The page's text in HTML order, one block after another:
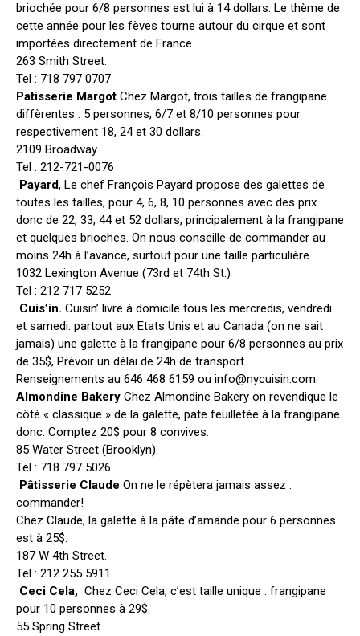
briochée pour 6/8 personnes est lui à 14 dollars. Le thème de
cette année pour les fèves tourne autour du cirque et sont
importées directement de France.
263 Smith Street.
Tel : 718 797 0707
Patisserie Margot Chez Margot, trois tailles de frangipane
diffèrentes : 5 personnes, 6/7 et 8/10 personnes pour
respectivement 18, 24 et 30 dollars.
2109 Broadway
Tel : 212-721-0076
Payard, Le chef François Payard propose des galettes de
toutes les tailles, pour 4, 6, 8, 10 personnes avec des prix
donc de 22, 33, 44 et 52 dollars, principalement à la frangipane
et quelques brioches. On nous conseille de commander au
moins 24h à l’avance, surtout pour une taille particulière.
1032 Lexington Avenue (73rd et 74th St.)
Tel : 212 717 5252
Cuis’in. Cuisin’ livre à domicile tous les mercredis, vendredi
et samedi. partout aux Etats Unis et au Canada (on ne sait
jamais) une galette à la frangipane pour 6/8 personnes au prix
de 35$, Prévoir un délai de 24h de transport.
Renseignements au 646 468 6159 ou info@nycuisin.com.
Almondine Bakery Chez Almondine Bakery on revendique le
côté « classique » de la galette, pate feuilletée à la frangipane
donc. Comptez 20$ pour 8 convives.
85 Water Street (Brooklyn).
Tel : 718 797 5026
Pâtisserie Claude On ne le répètera jamais assez :
commander!
Chez Claude, la galette à la pâte d’amande pour 6 personnes
est à 25$.
187 W 4th Street.
Tel : 212 255 5911
Ceci Cela, Chez Ceci Cela, c’est taille unique : frangipane
pour 10 personnes à 29$.
55 Spring Street.